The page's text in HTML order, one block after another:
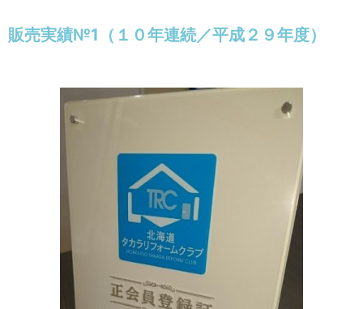
販売実績№1（１０年連続／平成２９年度）